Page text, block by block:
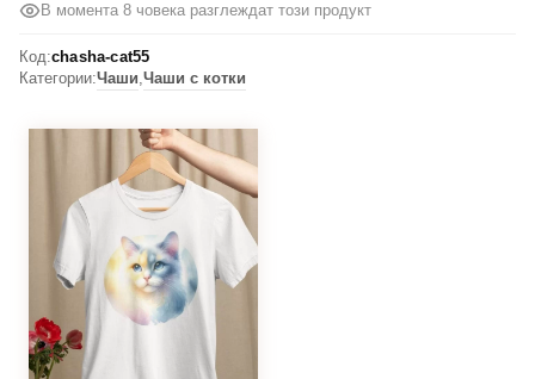
В момента 8 човека разглеждат този продукт
Код:chasha-cat55
Категории:Чаши,Чаши с котки